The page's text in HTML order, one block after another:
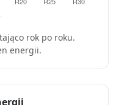
rok po roku.
energii.